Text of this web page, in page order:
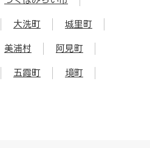
大洗町 城里町
美浦村 阿見町
五霞町 境町